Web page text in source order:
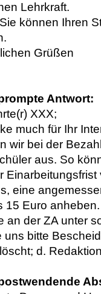
Lehrkraft.
können Ihren
Grüßen
Antwort:
XXX;
much für Ihr
wir bei der
aus. So
eine
15 Euro anheben.
an der ZA unter
uns bitte
d.